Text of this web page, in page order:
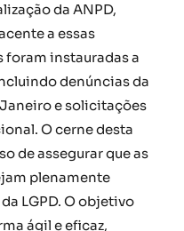
da ANPD,
a essas
instauradas a
denúncias da
e solicitações
O cerne desta
de assegurar que as
plenamente
LGPD. O objetivo
ágil e eficaz,